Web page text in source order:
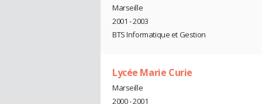
Marseille
2001 - 2003
BTS Informatique et Gestion
Lycée Marie Curie
Marseille
2000 - 2001